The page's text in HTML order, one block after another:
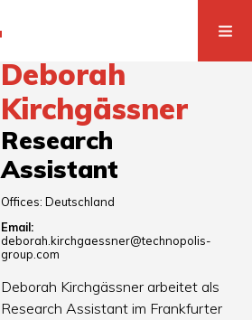
Deborah
Kirchgässner
Research
Assistant
Offices:Deutschland
Email:
deborah.kirchgaessner@technopolis-
group.com
Deborah Kirchgässner arbeitet als
Research Assistant im Frankfurter